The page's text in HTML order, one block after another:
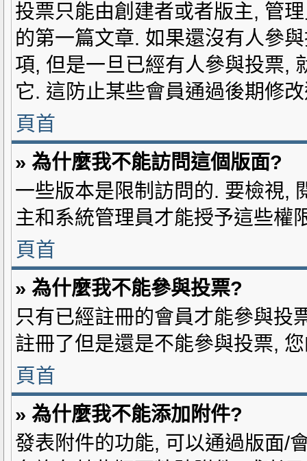
投票只能由創建者或者版主, 管
的第一篇文章. 如果還沒有人參
項, 但是一旦已經有人參與投票,
它. 這防止某些會員通過後期修
頁首
» 為什麼我不能訪問這個版面?
一些版本是限制訪問的. 要檢視,
主和系統管理員才能授予這些權
頁首
» 為什麼我不能參與投票?
只有已經註冊的會員才能參與投
註冊了但是還是不能參與投票,
頁首
» 為什麼我不能添加附件?
發表附件的功能, 可以通過版面/